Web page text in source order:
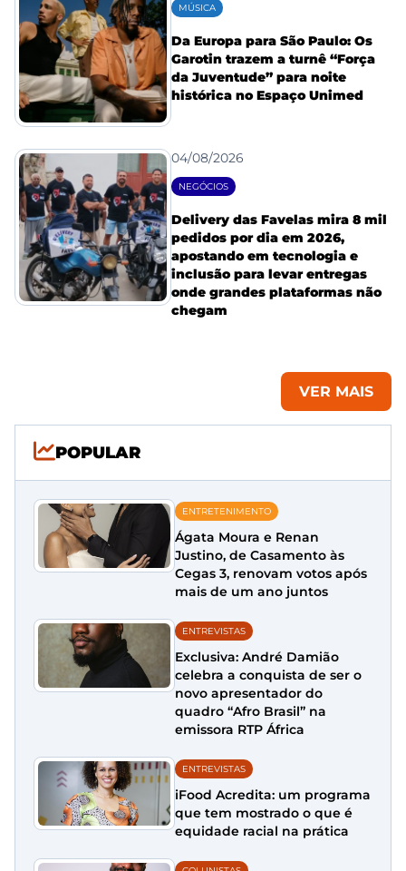
MÚSICA
Da Europa para São Paulo: Os
Garotin trazem a turnê “Força
da Juventude” para noite
histórica no Espaço Unimed
04/08/2026
NEGÓCIOS
Delivery das Favelas mira 8 mil
pedidos por dia em 2026,
apostando em tecnologia e
inclusão para levar entregas
onde grandes plataformas não
chegam
VER MAIS
POPULAR
ENTRETENIMENTO
Ágata Moura e Renan
Justino, de Casamento às
Cegas 3, renovam votos após
mais de um ano juntos
ENTREVISTAS
Exclusiva: André Damião
celebra a conquista de ser o
novo apresentador do
quadro “Afro Brasil” na
emissora RTP África
ENTREVISTAS
iFood Acredita: um programa
que tem mostrado o que é
equidade racial na prática